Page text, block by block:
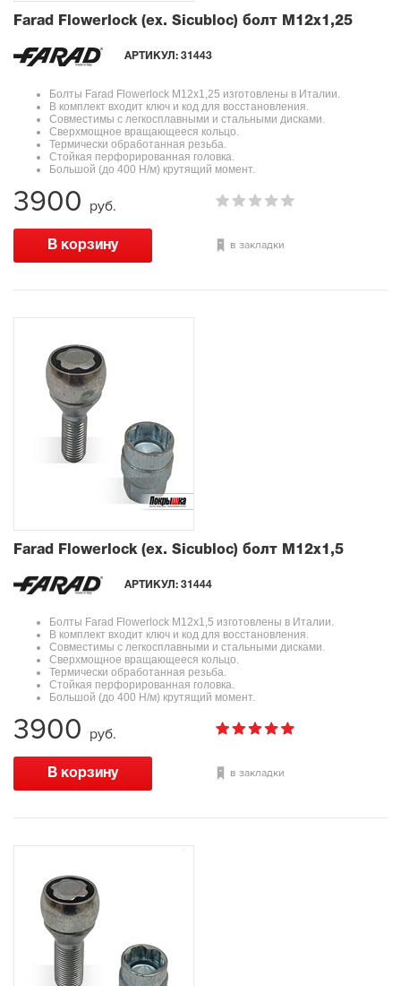
Farad Flowerlock (ex. Sicubloc) болт M12x1,25
АРТИКУЛ: 31443
Болты Farad Flowerlock M12x1,25 изготовлены в Италии.
В комплект входит ключ и код для восстановления.
Совместимы с легкосплавными и стальными дисками.
Сверхмощное вращающееся кольцо.
Термически обработанная резьба.
Стойкая перфорированная головка.
Большой (до 400 Н/м) крутящий момент.
в закладки
3900 руб.
Farad Flowerlock (ex. Sicubloc) болт М12х1,5
АРТИКУЛ: 31444
Болты Farad Flowerlock М12х1,5 изготовлены в Италии.
В комплект входит ключ и код для восстановления.
Совместимы с легкосплавными и стальными дисками.
Сверхмощное вращающееся кольцо.
Термически обработанная резьба.
Стойкая перфорированная головка.
Большой (до 400 Н/м) крутящий момент.
в закладки
3900 руб.